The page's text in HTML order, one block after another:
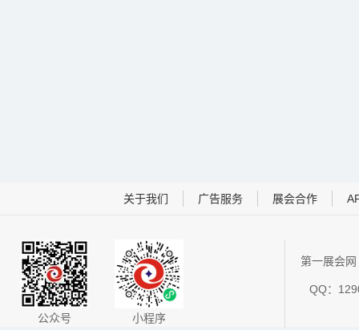
关于我们 广告服务 展会合作
公众号 小程序
第一展会
QQ：